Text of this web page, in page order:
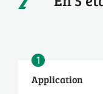
1
Application